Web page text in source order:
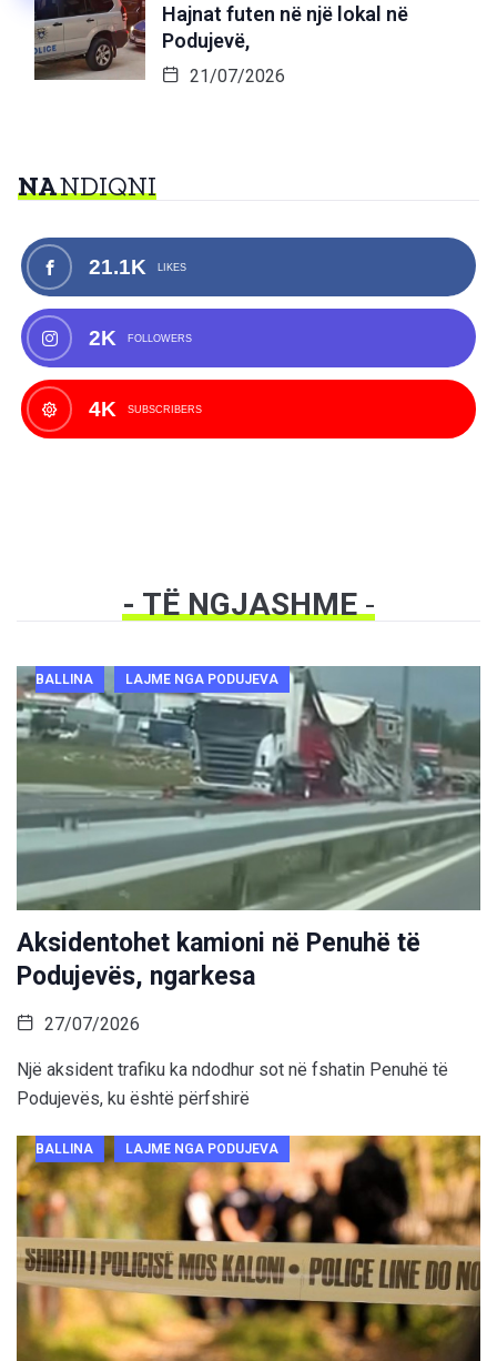
Hajnat futen në një lokal në
Podujevë,
21/07/2026
NANDIQNI
21.1K LIKES
2K FOLLOWERS
4K SUBSCRIBERS
- TË NGJASHME-
BALLINA LAJME NGA PODUJEVA
Aksidentohet kamioni në Penuhë të
Podujevës, ngarkesa
27/07/2026
Një aksident trafiku ka ndodhur sot në fshatin Penuhë të
Podujevës, ku është përfshirë
BALLINA LAJME NGA PODUJEVA